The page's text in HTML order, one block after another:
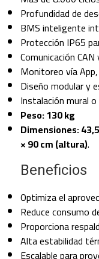
Profundidad de
BMS inteligente
Protección IP65
Comunicación
Monitoreo vía
Diseño modular y
Instalación mural
Peso: 130 kg
Dimensiones:
× 90 cm (altura).
Beneficios
Optimiza el
Reduce consumo
Proporciona
Alta estabilidad
Escalable para